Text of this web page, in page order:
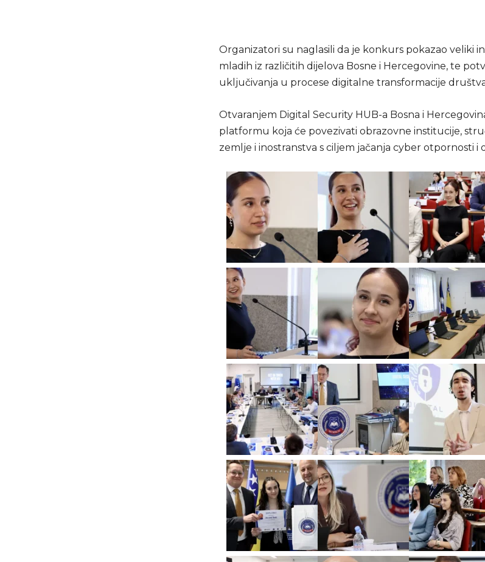
Organizatori su naglasili da je konkurs pokazao veliki
mladih iz različitih dijelova Bosne i Hercegovine, te
uključivanja u procese digitalne transformacije
Otvaranjem Digital Security HUB-a Bosna i
platformu koja će povezivati obrazovne institucije,
zemlje i inostranstva s ciljem jačanja cyber otpornosti i